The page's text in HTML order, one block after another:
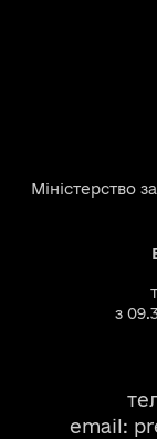
Міністерство
з
email: